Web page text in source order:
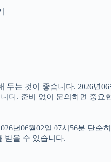
는 것이 좋습니다. 2026년
다. 준비 없이 문의하면 중
년06월02일 07시56분 단
받을 수 있습니다.